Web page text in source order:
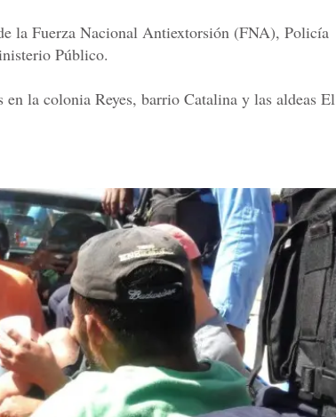
la Fuerza Nacional Antiextorsión (FNA), Policía
Público.
la colonia Reyes, barrio Catalina y las aldeas El